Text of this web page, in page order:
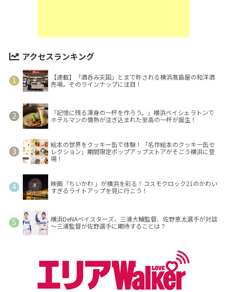
アクセスランキング
【連載】「酒呑み天国」とまで称される横浜髙島屋の和洋酒
売場。そのラインナップに注目！
「記憶に残る渾身の一杯を作ろう。」横浜ベイシェラトンで
ホテルマンの情熱が注ぎ込まれた至高の一杯が誕生！
絵本の世界をクッキー缶で体験！「名作絵本のクッキー缶セ
レクション」期間限定ポップアップストアがそごう横浜に登
場！
映画「ちいかわ 」が横浜を彩る！コスモクロック21のかわい
すぎるライトアップを見に行こう！
横浜DeNAベイスターズ、三浦大輔監督、佐野恵太選手が対談
～三浦監督が佐野選手に期待することは？